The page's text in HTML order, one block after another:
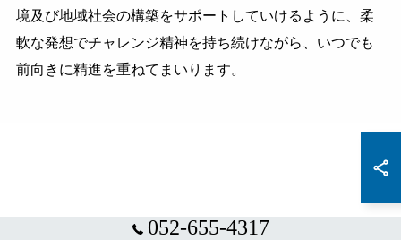
境及び地域社会の構築をサポートしていけるように、柔
軟な発想でチャレンジ精神を持ち続けながら、いつでも
前向きに精進を重ねてまいります。
052-655-4317